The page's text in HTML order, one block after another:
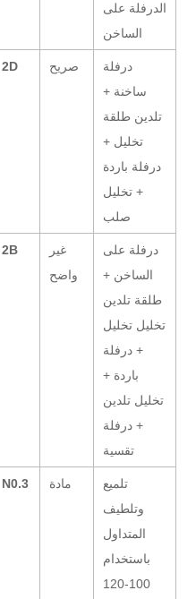
الدرفلة على
الساخن
2D صريح
درفلة
ساخنة +
تلدين طلقة
تخليل +
درفلة باردة
+ تخليل
صلب
2B
غير
واضح
درفلة على
الساخن +
طلقة تلدين
تخليل تخليل
+ درفلة
باردة +
تخليل تلدين
+ درفلة
تقسية
N0.3 مادة
تلميع
وتلطيف
المتداول
باستخدام
100-120